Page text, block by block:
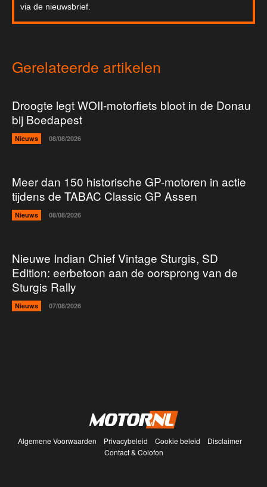
via de nieuwsbrief.
Gerelateerde artikelen
Droogte legt WOII-motorfiets bloot in de Donau
bij Boedapest
Nieuws 08/08/2026
Meer dan 150 historische GP-motoren in actie
tijdens de TABAC Classic GP Assen
Nieuws 08/08/2026
Nieuwe Indian Chief Vintage Sturgis, SD
Edition: eerbetoon aan de oorsprong van de
Sturgis Rally
Nieuws 07/08/2026
Algemene Voorwaarden Privacybeleid Cookie beleid
Disclaimer
Contact & Colofon